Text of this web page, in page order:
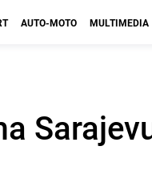
AUTO-MOTO MULTIMEDIA